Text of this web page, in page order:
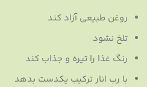
روغن طبیعی آزاد کند
تلخ نشود
رنگ غذا را تیره و جذاب کند
با رب انار ترکیب یکدست بدهد